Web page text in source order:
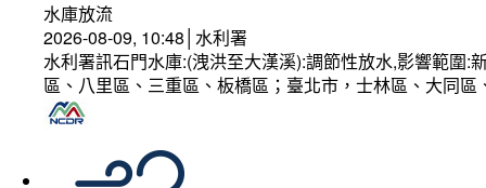
水庫放流
2026-08-09, 10:48│水利署
水利署訊石門水庫:(洩洪至大漢溪):調節性放水,影響範圍
區、八里區、三重區、板橋區；臺北市，士林區、大同